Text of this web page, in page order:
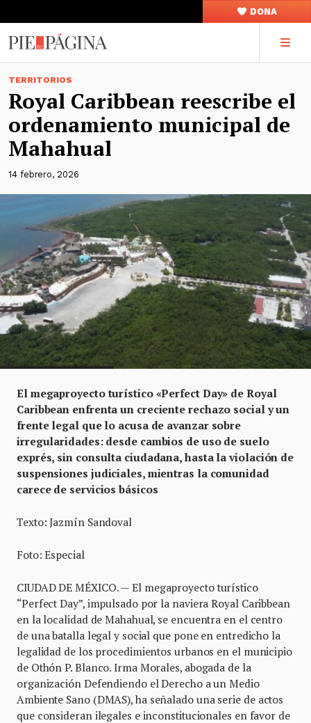
DONA
TERRITORIOS
Royal Caribbean reescribe el
ordenamiento municipal de
Mahahual
14 febrero, 2026
El megaproyecto turístico «Perfect Day» de Royal
Caribbean enfrenta un creciente rechazo social y un
frente legal que lo acusa de avanzar sobre
irregularidades: desde cambios de uso de suelo
exprés, sin consulta ciudadana, hasta la violación de
suspensiones judiciales, mientras la comunidad
carece de servicios básicos
Texto: Jazmín Sandoval
Foto: Especial
CIUDAD DE MÉXICO. — El megaproyecto turístico
“Perfect Day”, impulsado por la naviera Royal Caribbean
en la localidad de Mahahual, se encuentra en el centro
de una batalla legal y social que pone en entredicho la
legalidad de los procedimientos urbanos en el municipio
de Othón P. Blanco. Irma Morales, abogada de la
organización Defendiendo el Derecho a un Medio
Ambiente Sano (DMAS), ha señalado una serie de actos
que consideran ilegales e inconstitucionales en favor de